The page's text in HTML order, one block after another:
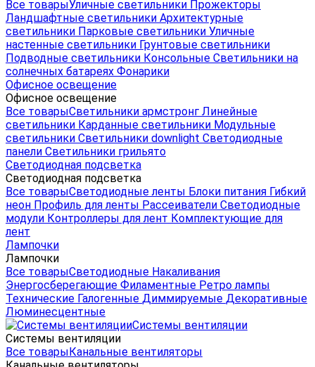
Все товарыУличные светильники Прожекторы
Ландшафтные светильники Архитектурные
светильники Парковые светильники Уличные
настенные светильники Грунтовые светильники
Подводные светильники Консольные Светильники на
солнечных батареях Фонарики
Офисное освещение
Офисное освещение
Все товарыСветильники армстронг Линейные
светильники Карданные светильники Модульные
светильники Светильники downlight Светодиодные
панели Светильники грильято
Светодиодная подсветка
Светодиодная подсветка
Все товарыСветодиодные ленты Блоки питания Гибкий
неон Профиль для ленты Рассеиватели Светодиодные
модули Контроллеры для лент Комплектующие для
лент
Лампочки
Лампочки
Все товарыСветодиодные Накаливания
Энергосберегающие Филаментные Ретро лампы
Технические Галогенные Диммируемые Декоративные
Люминесцентные
Системы вентиляции
Системы вентиляции
Все товарыКанальные вентиляторы